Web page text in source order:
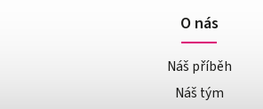
O nás
Náš příběh
Náš tým